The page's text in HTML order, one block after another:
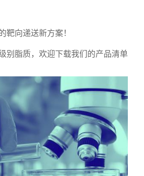
靶向递送新方案！
别脂质，欢迎下载我们的产品清单